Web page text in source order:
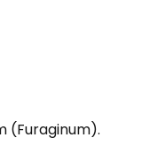
(Furaginum).